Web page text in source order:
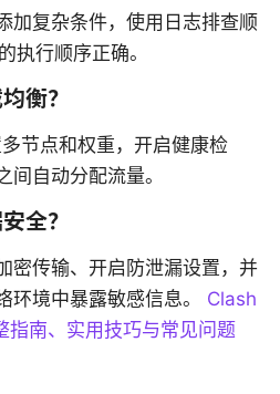
加复杂条件，使用日志排查顺
执行顺序正确。
衡？
节点和权重，开启健康检
间自动分配流量。
全？
密传输、开启防泄漏设置，并
环境中暴露敏感信息。 Clash
南、实用技巧与常见问题